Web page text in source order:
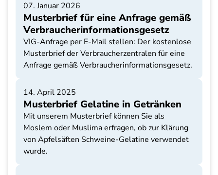
07. Januar 2026
Musterbrief für eine Anfrage gemäß
Verbraucherinformationsgesetz
VIG-Anfrage per E-Mail stellen: Der kostenlose
Musterbrief der Verbraucherzentralen für eine
Anfrage gemäß Verbraucherinformationsgesetz.
14. April 2025
Musterbrief Gelatine in Getränken
Mit unserem Musterbrief können Sie als
Moslem oder Muslima erfragen, ob zur Klärung
von Apfelsäften Schweine-Gelatine verwendet
wurde.